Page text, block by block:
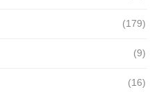
(179)
(9)
(16)